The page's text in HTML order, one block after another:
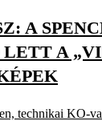
A
LETT A
technikai KO-